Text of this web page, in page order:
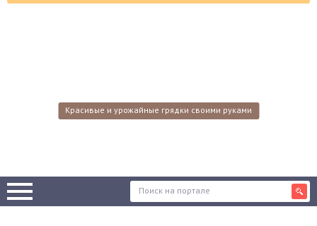
Красивые и урожайные грядки своими руками